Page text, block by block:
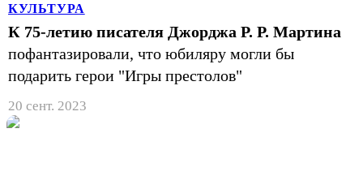
КУЛЬТУРА
К 75-летию писателя Джорджа Р. Р. Мартина
пофантазировали, что юбиляру могли бы
подарить герои "Игры престолов"
20 сент. 2023